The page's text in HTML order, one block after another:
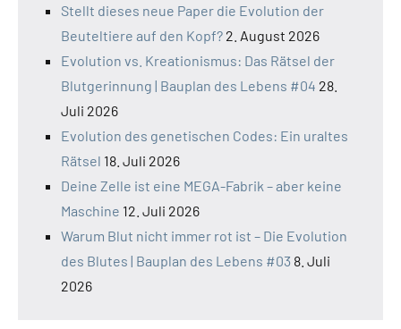
Stellt dieses neue Paper die Evolution der
Beuteltiere auf den Kopf? 2. August 2026
Evolution vs. Kreationismus: Das Rätsel der
Blutgerinnung | Bauplan des Lebens #04 28.
Juli 2026
Evolution des genetischen Codes: Ein uraltes
Rätsel 18. Juli 2026
Deine Zelle ist eine MEGA-Fabrik – aber keine
Maschine 12. Juli 2026
Warum Blut nicht immer rot ist – Die Evolution
des Blutes | Bauplan des Lebens #03 8. Juli
2026